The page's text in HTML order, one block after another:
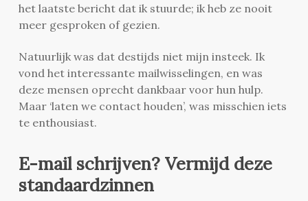
het laatste bericht dat ik stuurde; ik heb ze nooit
meer gesproken of gezien.
Natuurlijk was dat destijds niet mijn insteek. Ik
vond het interessante mailwisselingen, en was
deze mensen oprecht dankbaar voor hun hulp.
Maar ‘laten we contact houden’, was misschien iets
te enthousiast.
E-mail schrijven? Vermijd deze
standaardzinnen